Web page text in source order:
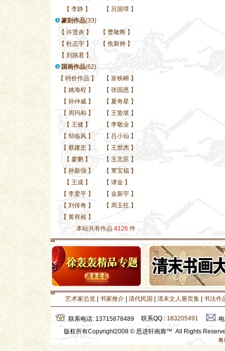
【 李静】 【 吕国璋 】
篆刻作品(33)
【 许贤炎 】 【 曹敬阁 】
【 杜志宇 】 【 焦新帅 】
【 刘路君 】
国画作品(62)
【 特价作品】 【 富铁畊 】
【 姚海程 】 【 张国恩 】
【 孙仲威】 【 夏奇星 】
【 周玛和 】 【 王蛰堪 】
【 王健】 【 李敬业 】
【 邹临风】 【 吕小仙 】
【 蔡建忠 】 【 王世杰 】
【 廖鹏】 【 王北苏 】
【 孙新强】 【 覃宝福 】
【 王成】 【 谭金 】
【 李爱平】 【 金新宇 】
【 刘传奇】 【 周玉拄 】
【 黄祥裕】
本站共有作品 4126 件
艺术家总览 书家推介 清代民国 清末文人册页集 书法作
联系电话: 13715878489 联系QQ : 183205491
版权所有Copyright2008 © 思进轩画廊™ All Rights